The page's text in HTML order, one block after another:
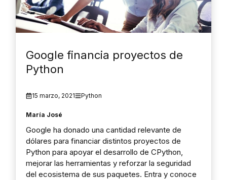
Google financia proyectos de
Python
15 marzo, 2021 Python
María José
Google ha donado una cantidad relevante de
dólares para financiar distintos proyectos de
Python para apoyar el desarrollo de CPython,
mejorar las herramientas y reforzar la seguridad
del ecosistema de sus paquetes. Entra y conoce